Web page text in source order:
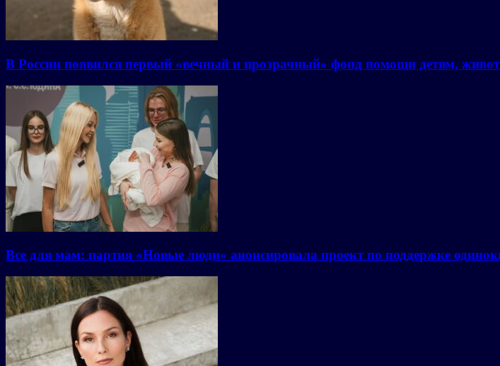
В России появился первый «вечный и прозрачный» фонд помощи детям,
Все для мам: партия «Новые люди» анонсировала проект по поддержке